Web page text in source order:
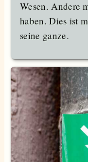
Wesen. Andere
haben. Dies ist
seine ganze.